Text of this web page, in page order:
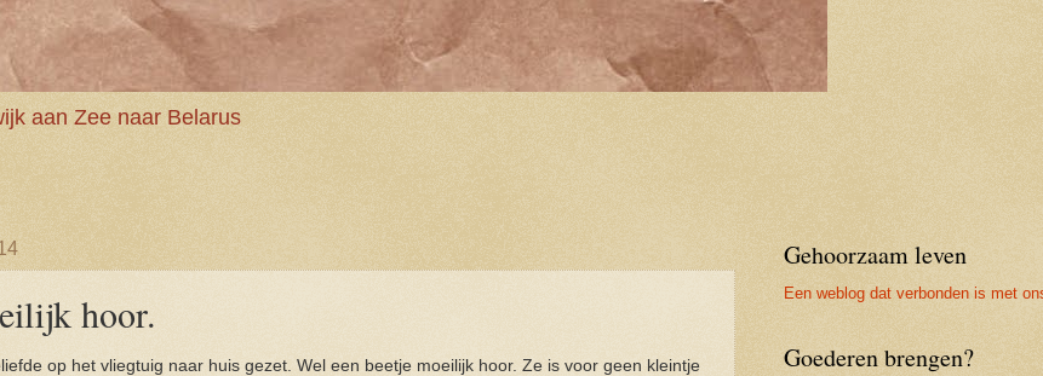
aan Zee naar Belarus
hoor.
op het vliegtuig naar huis gezet. Wel een beetje moeilijk hoor. Ze is voor geen kleintje
Gehoorzaam leven
Een weblog dat verbonden is met
Goederen brengen?